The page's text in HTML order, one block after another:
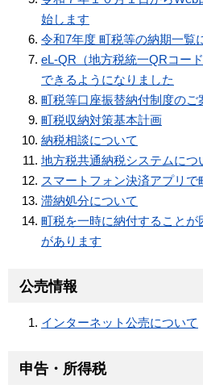
始します
令和7年度 町税等の納期一覧
eL-QR（地方税統一QRコー
できるようになりました
町税等口座振替納付制度のご
町税収納対策基本計画
納税相談について
地方税共通納税システムにつ
スマートフォン決済アプリ
滞納処分について
町税を一時に納付すること
があります
公売情報
インターネット公売について
申告・所得税